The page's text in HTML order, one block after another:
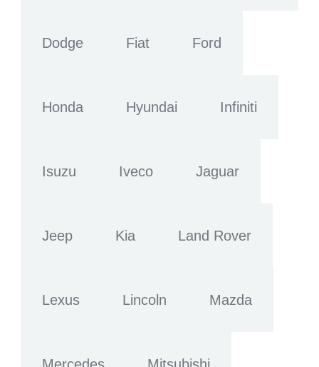
Dodge Fiat Ford
Honda Hyundai Infiniti
Isuzu Iveco Jaguar
Jeep Kia Land Rover
Lexus Lincoln Mazda